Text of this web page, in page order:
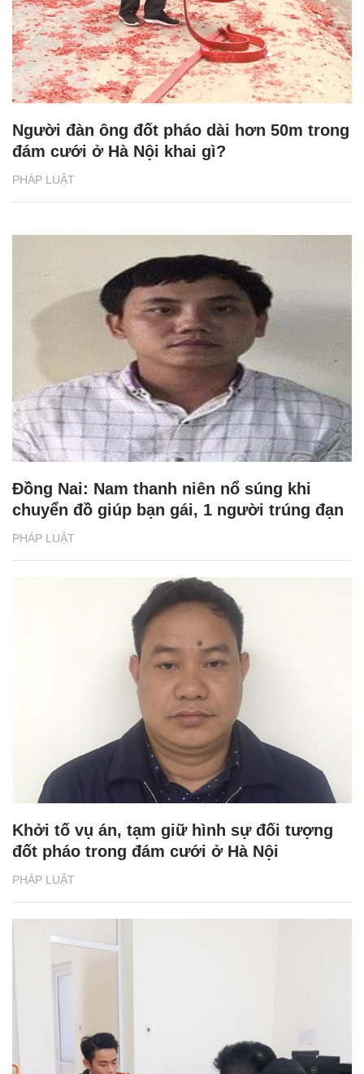
PHÁP LUẬT
Người đàn ông đốt pháo dài hơn 50m trong
đám cưới ở Hà Nội khai gì?
PHÁP LUẬT
Đồng Nai: Nam thanh niên nổ súng khi
chuyển đồ giúp bạn gái, 1 người trúng đạn
PHÁP LUẬT
Khởi tố vụ án, tạm giữ hình sự đối tượng
đốt pháo trong đám cưới ở Hà Nội